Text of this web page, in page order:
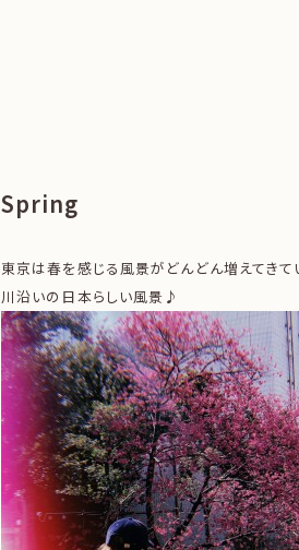
Spring
東京は春を感じる風景がどんどん増えてきて
川沿いの日本らしい風景♪